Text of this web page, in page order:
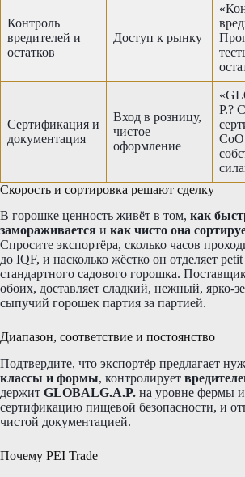
Контроль
вредителей и
остатков
Доступ к рынку
Сертификация и
документация
Вход в розницу,
чистое
оформление
P.?
CoO
Скорость и сортировка решают сделку
В горошке ценность живёт в том, как
замораживается и как чисто она
Спросите экспортёра, сколько часов
до IQF, и насколько жёстко он отделяет
стандартного садового горошка.
обоих, доставляет сладкий, нежный, ярко-
сыпучий горошек партия за партией.
Диапазон, соответствие и постоянство
Подтвердите, что экспортёр предлагает
классы и формы, контролирует
держит GLOBALG.A.P. на уровне фермы
сертификацию пищевой безопасности, и
чистой документацией.
Почему PEI Trade